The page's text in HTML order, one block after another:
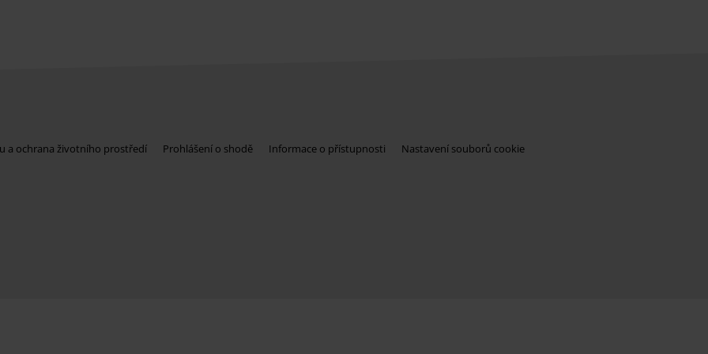
a ochrana životního prostředí Prohlášení o shodě Informace o přístupnosti Nastavení souborů cookie